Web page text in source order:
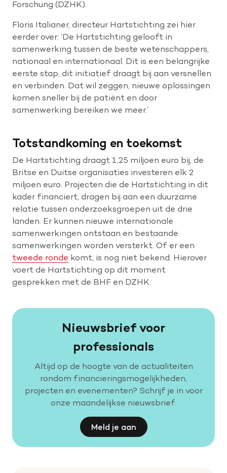
Forschung (DZHK).
Floris Italianer, directeur Hartstichting zei hier
eerder over: ‘De Hartstichting gelooft in
samenwerking tussen de beste wetenschappers,
nationaal en internationaal. Dit is een belangrijke
eerste stap, dit initiatief draagt bij aan versnellen
en verbinden. Dat wil zeggen, nieuwe oplossingen
komen sneller bij de patiënt en door
samenwerking bereiken we meer.’
Totstandkoming en toekomst
De Hartstichting draagt 1,25 miljoen euro bij, de
Britse en Duitse organisaties investeren elk 2
miljoen euro. Projecten die de Hartstichting in dit
kader financiert, dragen bij aan een duurzame
relatie tussen onderzoeksgroepen uit de drie
landen. Er kunnen nieuwe internationale
samenwerkingen ontstaan en bestaande
samenwerkingen worden versterkt. Of er een
tweede ronde komt, is nog niet bekend. Hierover
voert de Hartstichting op dit moment
gesprekken met de BHF en DZHK.
Nieuwsbrief voor
professionals
Altijd op de hoogte van de actualiteiten
rondom financieringsmogelijkheden,
projecten en evenementen? Schrijf je in voor
onze maandelijkse nieuwsbrief.
Meld je aan